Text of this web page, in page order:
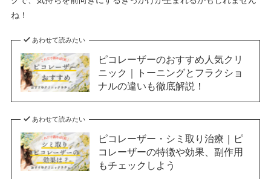
ね！
あわせて読みたい
ピコレーザーのおすすめ人気クリ
ニック｜トーニングとフラクショ
ナルの違いも徹底解説！
あわせて読みたい
ピコレーザー・シミ取り治療｜ピ
コレーザーの特徴や効果、副作用
もチェックしよう